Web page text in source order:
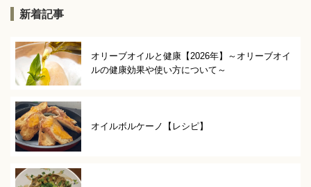
新着記事
オリーブオイルと健康【2026年】～オリーブオイ
ルの健康効果や使い方について～
オイルボルケーノ【レシピ】